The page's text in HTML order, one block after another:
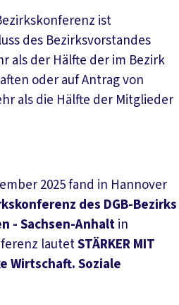
ist
des Bezirksvorstandes
als der Hälfte der im Bezirk
oder auf Antrag von
als die Hälfte der Mitglieder
2025 fand in Hannover
des DGB-Bezirks
- Sachsen-Anhaltin
lautetSTÄRKER MIT
Wirtschaft. Soziale